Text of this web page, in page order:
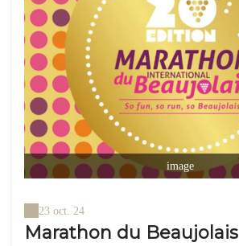
image
23 oct. 24
Marathon du Beaujolais